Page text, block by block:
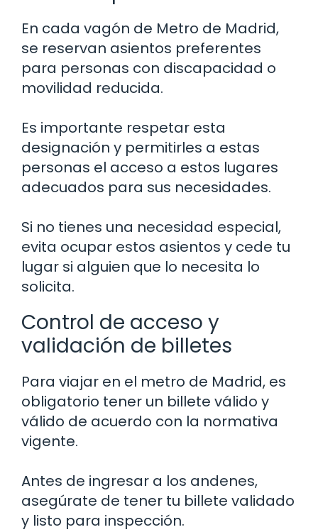
En cada vagón de Metro de Madrid,
se reservan asientos preferentes
para personas con discapacidad o
movilidad reducida.
Es importante respetar esta
designación y permitirles a estas
personas el acceso a estos lugares
adecuados para sus necesidades.
Si no tienes una necesidad especial,
evita ocupar estos asientos y cede tu
lugar si alguien que lo necesita lo
solicita.
Control de acceso y
validación de billetes
Para viajar en el metro de Madrid, es
obligatorio tener un billete válido y
válido de acuerdo con la normativa
vigente.
Antes de ingresar a los andenes,
asegúrate de tener tu billete validado
y listo para inspección.